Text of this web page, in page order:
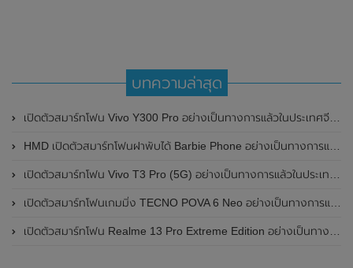
บทความล่าสุด
เปิดตัวสมาร์ทโฟน Vivo Y300 Pro อย่างเป็นทางการแล้วในประเทศจีน มาพร้อมดีไซน์พรีเมี่ยม ทนทาน และแบตเตอรี่สุดอึดขนาดใหญ่ 6,500mAh พร้อมรองรับการชาร์จไว 80W
HMD เปิดตัวสมาร์ทโฟนฝาพับได้ Barbie Phone อย่างเป็นทางการแล้ว มาพร้อมธีมสีชมพูสดใส
เปิดตัวสมาร์ทโฟน Vivo T3 Pro (5G) อย่างเป็นทางการแล้วในประเทศอินเดีย
เปิดตัวสมาร์ทโฟนเกมมิ่ง TECNO POVA 6 Neo อย่างเป็นทางการแล้วในประเทศไทย ในราคา 8,499 บาท
เปิดตัวสมาร์ทโฟน Realme 13 Pro Extreme Edition อย่างเป็นทางการแล้วในประเทศจีน